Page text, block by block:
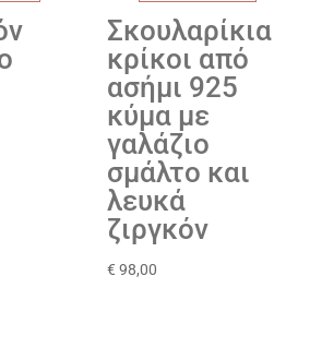
Σκουλαρίκια
κρίκοι από
ασήμι 925
κύμα με
γαλάζιο
σμάλτο και
λευκά
ζιργκόν
€ 98,00